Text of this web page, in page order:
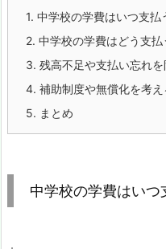
1. 中学校の学費はいつ支払
2. 中学校の学費はどう支払
3. 残高不足や支払い忘れ
4. 補助制度や無償化を考
5. まとめ
中学校の学費はいつ